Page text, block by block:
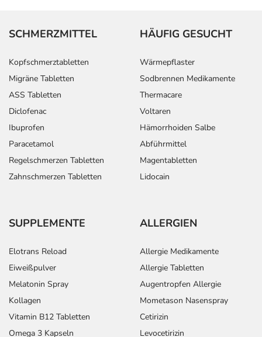
SCHMERZMITTEL
Kopfschmerztabletten
Migräne Tabletten
ASS Tabletten
Diclofenac
Ibuprofen
Paracetamol
Regelschmerzen Tabletten
Zahnschmerzen Tabletten
HÄUFIG GESUCHT
Wärmepflaster
Sodbrennen Medikamente
Thermacare
Voltaren
Hämorrhoiden Salbe
Abführmittel
Magentabletten
Lidocain
SUPPLEMENTE
Elotrans Reload
Eiweißpulver
Melatonin Spray
Kollagen
Vitamin B12 Tabletten
Omega 3 Kapseln
ALLERGIEN
Allergie Medikamente
Allergie Tabletten
Augentropfen Allergie
Mometason Nasenspray
Cetirizin
Levocetirizin